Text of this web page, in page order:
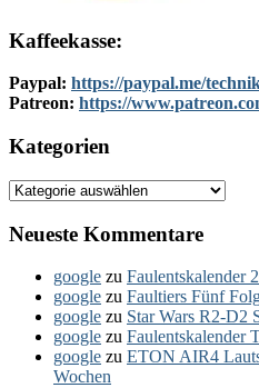
Kaffeekasse:
Paypal: https://paypal.me/
Patreon: https://
Kategorien
Kategorien
Neueste Kommentare
google zu Faulentskalender
google zu Faultiers Fünf
google zu Star Wars R2-D2
google zu Faulentskalender
google zu ETON AIR4
Wochen